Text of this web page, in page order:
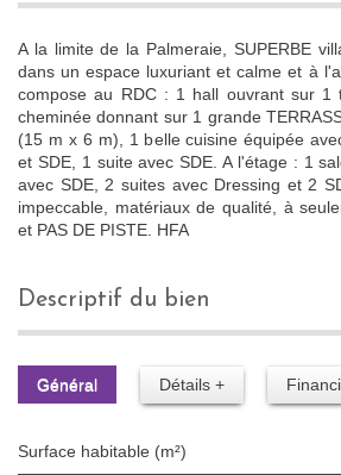
A la limite de la Palmeraie, SUPERBE
dans un espace luxuriant et calme et à
compose au RDC : 1 hall ouvrant sur 1
cheminée donnant sur 1 grande
(15 m x 6 m), 1 belle cuisine équipée
et SDE, 1 suite avec SDE. A l'étage : 1
avec SDE, 2 suites avec Dressing et 2
impeccable, matériaux de qualité, à
et PAS DE PISTE. HFA
descriptif du bien
Général Détails +
Surface habitable (m²)